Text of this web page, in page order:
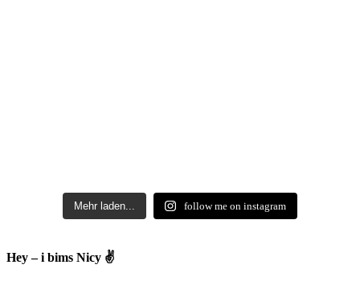
Mehr laden... follow me on instagram
Hey – i bims Nicy ✌